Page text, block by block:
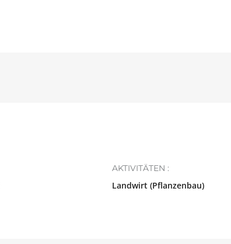
AKTIVITÄTEN :
Landwirt (Pflanzenbau)